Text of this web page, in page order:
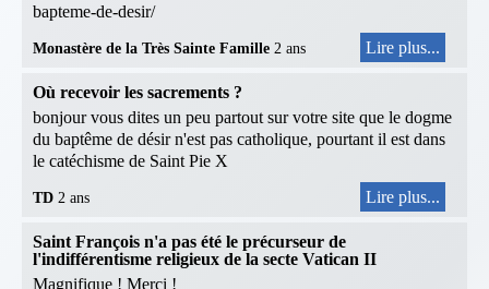
bapteme-de-desir/
Monastère de la Très Sainte Famille 2 ans Lire plus...
Où recevoir les sacrements ?
bonjour vous dites un peu partout sur votre site que le dogme
du baptême de désir n'est pas catholique, pourtant il est dans
le catéchisme de Saint Pie X
TD 2 ans Lire plus...
Saint François n'a pas été le précurseur de
l'indifférentisme religieux de la secte Vatican II
Magnifique ! Merci !